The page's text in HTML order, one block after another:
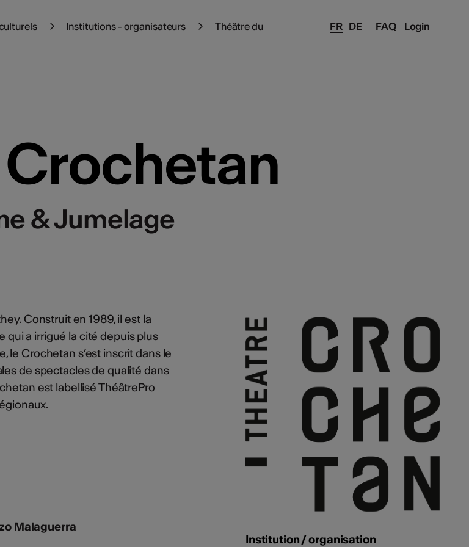
FAQ Login
FR DE
Institutions - organisateurs
Théâtre du
& Jumelage
Construit en 1989, il est la
qui a irrigué la cité depuis plus
le Crochetan s’est inscrit dans le
de spectacles de qualité dans
est labellisé ThéâtrePro
Malaguerra
Institution / organisation